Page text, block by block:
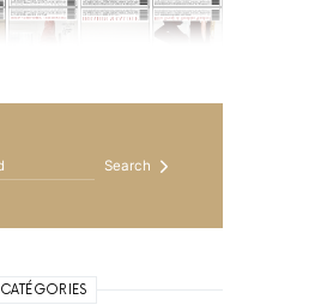
Search
CATÉGORIES